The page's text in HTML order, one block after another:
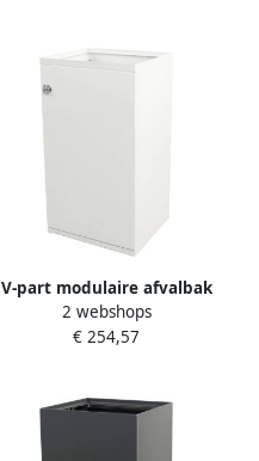
V-part modulaire afvalbak
met deur en zakhouder 85 l
wit
2 webshops
€ 254,57